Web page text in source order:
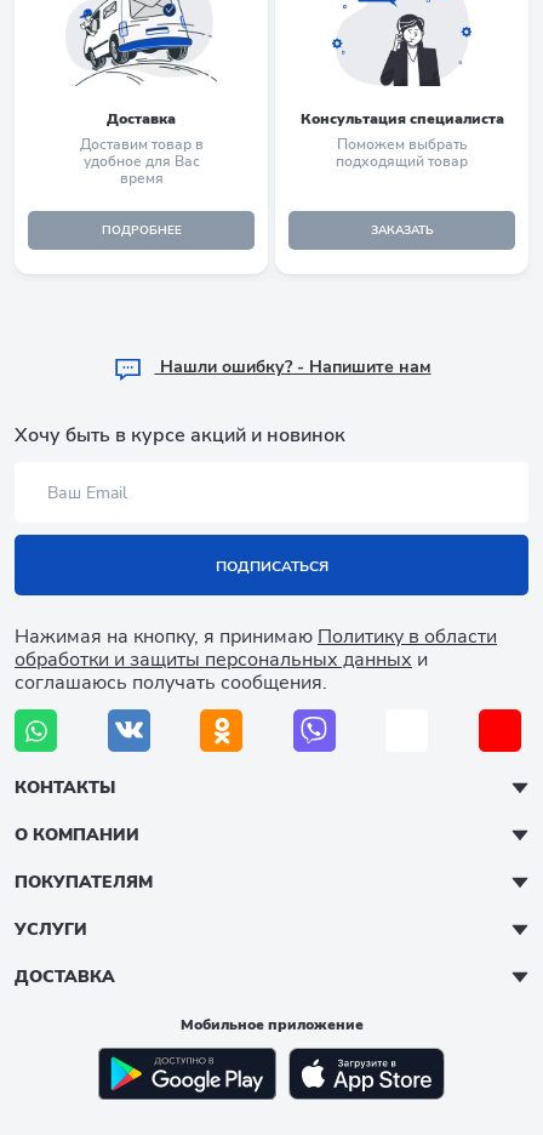
Доставка
Доставим товар в
удобное для Вас
время
ПОДРОБНЕЕ
Консультация специалиста
Поможем выбрать
подходящий товар
ЗАКАЗАТЬ
Hашли ошибку? - Напишите нам
Хочу быть в курсе акций и новинок
ПОДПИСАТЬСЯ
Нажимая на кнопку, я принимаю Политику в области
обработки и защиты персональных данных и
соглашаюсь получать сообщения.
КОНТАКТЫ
О КОМПАНИИ
ПОКУПАТЕЛЯМ
УСЛУГИ
ДОСТАВКА
Мобильное приложение